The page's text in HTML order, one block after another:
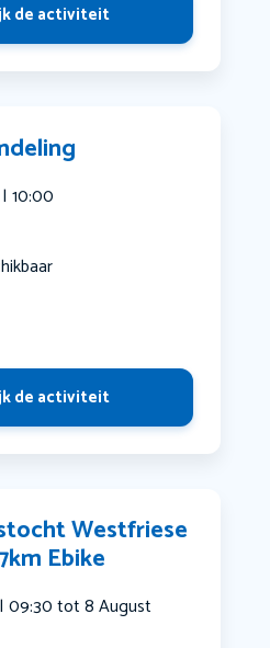
de activiteit
10:00
de activiteit
Westfriese
Ebike
09:30 tot 8 August